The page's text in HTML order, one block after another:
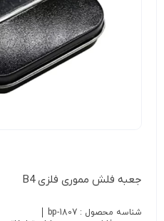
جعبه فلش مموری فلزی B4
شناسه محصول : bp-1807